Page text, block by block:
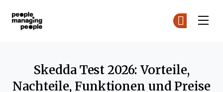
Skedda Test 2026: Vorteile,
Nachteile, Funktionen und Preise